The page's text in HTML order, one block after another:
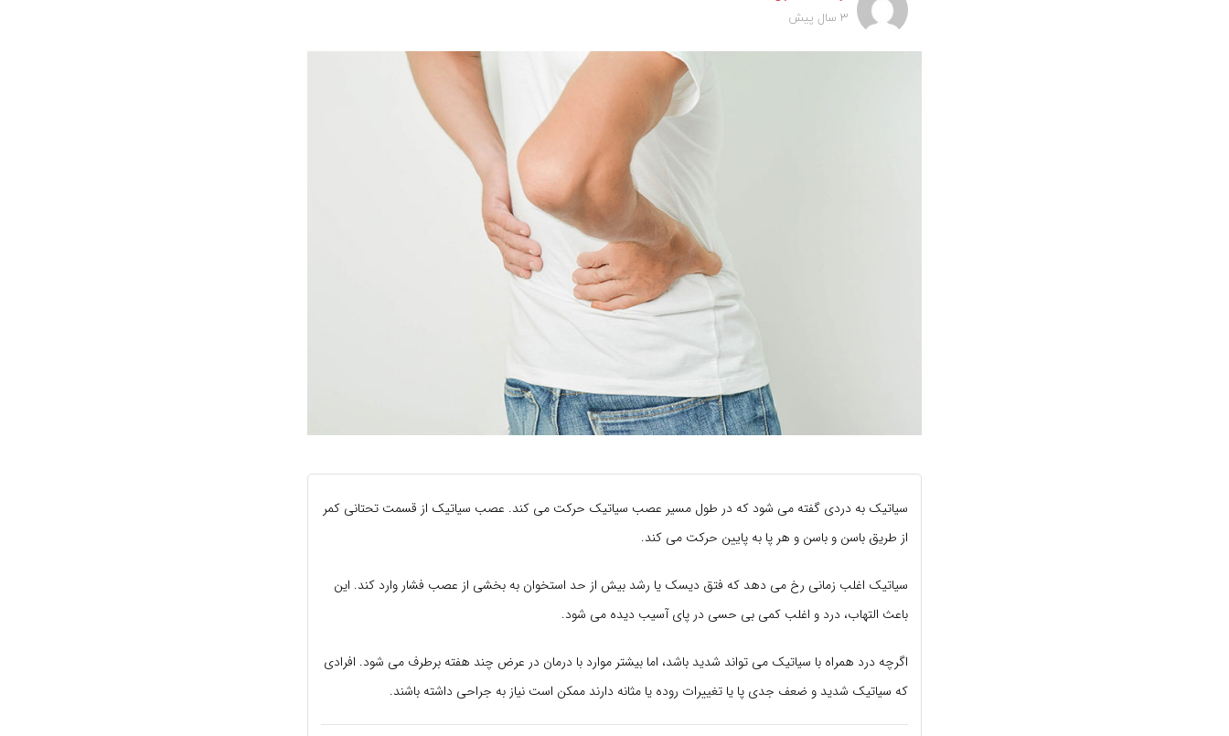
3 سال پیش
سیاتیک به دردی گفته می شود که در طول مسیر عصب سیاتیک حرکت می کند. عصب سیاتیک از قسمت تحتانی کمر
از طریق باسن و باسن و هر پا به پایین حرکت می کند.
سیاتیک اغلب زمانی رخ می دهد که فتق دیسک یا رشد بیش از حد استخوان به بخشی از عصب فشار وارد کند. این
باعث التهاب، درد و اغلب کمی بی حسی در پای آسیب دیده می شود.
اگرچه درد همراه با سیاتیک می تواند شدید باشد، اما بیشتر موارد با درمان در عرض چند هفته برطرف می شود. افرادی
که سیاتیک شدید و ضعف جدی پا یا تغییرات روده یا مثانه دارند ممکن است نیاز به جراحی داشته باشند.